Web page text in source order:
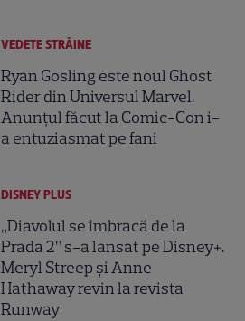
VEDETE STRĂINE
Ryan Gosling este noul Ghost
Rider din Universul Marvel.
Anunțul făcut la Comic-Con i-
a entuziasmat pe fani
DISNEY PLUS
„Diavolul se îmbracă de la
Prada 2” s-a lansat pe Disney+.
Meryl Streep și Anne
Hathaway revin la revista
Runway